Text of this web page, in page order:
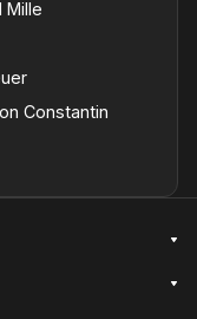
Mille
Constantin